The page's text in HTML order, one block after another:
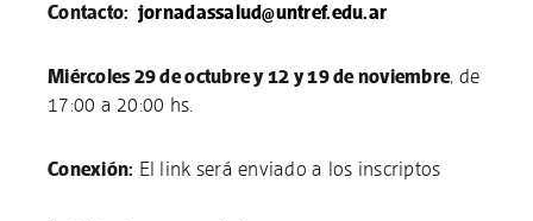
Contacto: jornadassalud@untref.edu.ar
Miércoles 29 de octubre y 12 y 19 de noviembre, de
17:00 a 20:00 hs.
Conexión: El link será enviado a los inscriptos